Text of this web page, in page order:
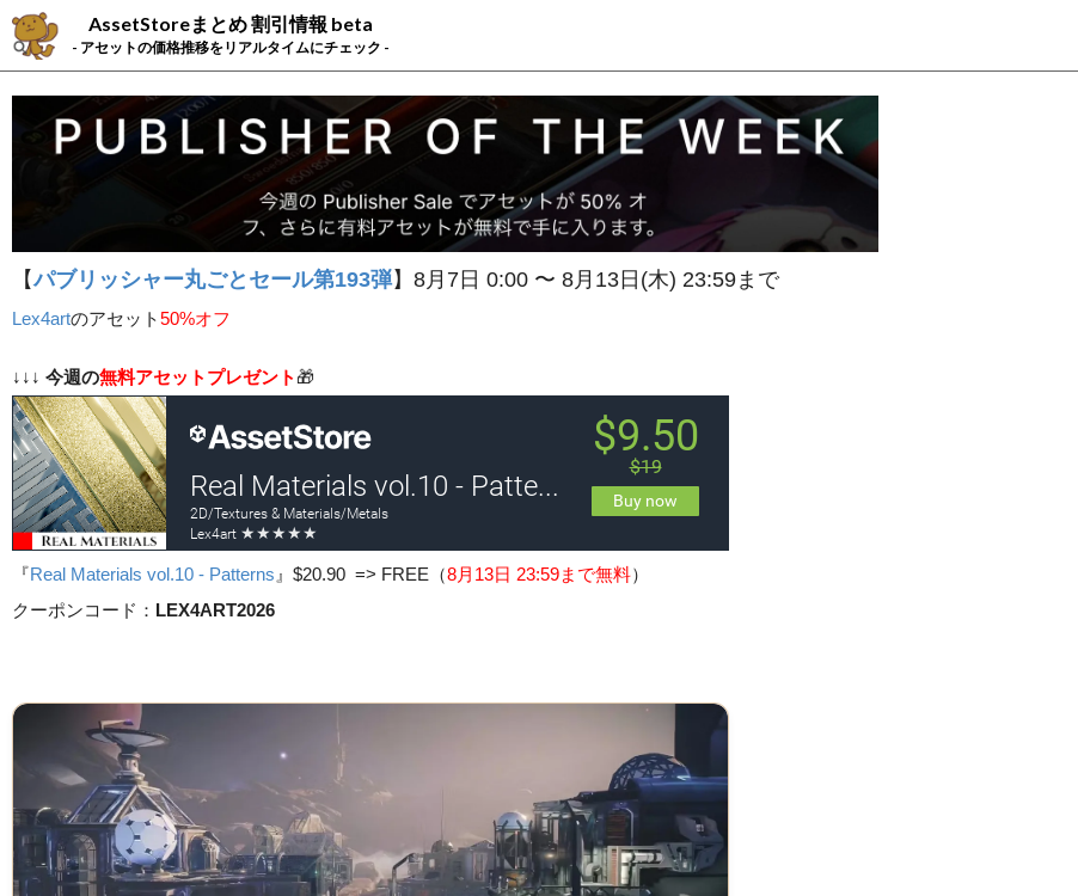
AssetStoreまとめ 割引情報 beta
- アセットの価格推移をリアルタイムにチェック -
【パブリッシャー丸ごとセール第193弾】8月7日 0:00 〜 8月13日(木) 23:59まで
Lex4artのアセット50%オフ
↓↓↓ 今週の無料アセットプレゼント 🎁
『Real Materials vol.10 - Patterns 』 $20.90 => FREE （8月13日 23:59まで無料）
クーポンコード： LEX4ART2026